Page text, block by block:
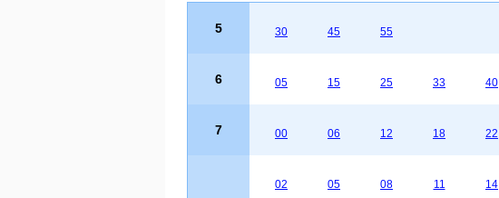
5 30 45 55
6 05 15 25 33 40
7 00 06 12 18 22
02 05 08 11 14